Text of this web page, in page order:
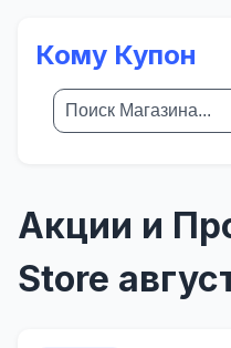
Кому Купон
Акции и
Store